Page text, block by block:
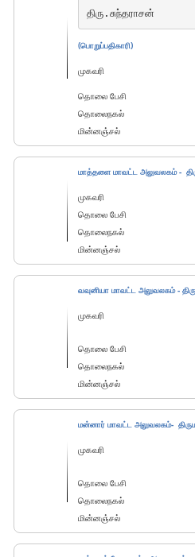
திரு.சுந்தராசன்
(பொறுப்பதிகாரி)
முகவரி
தொலை பேசி
தொலைநகல்
மின்னஞ்சல்
மாத்தளை மாவட்ட அலுவலகம் -
முகவரி
தொலை பேசி
தொலைநகல்
மின்னஞ்சல்
வவுனியா மாவட்ட அலுவலகம் -
முகவரி
தொலை பேசி
தொலைநகல்
மின்னஞ்சல்
மன்னார் மாவட்ட அலுவலகம்-
முகவரி
தொலை பேசி
தொலைநகல்
மின்னஞ்சல்